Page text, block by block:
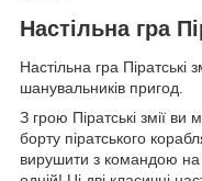
Настільна гра
Настільна гра Піратські
шанувальників пригод.
З грою Піратські змії ви
борту піратського
вирушити з командою на